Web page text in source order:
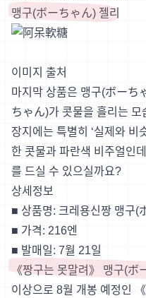
맹구(ボーちゃん) 젤리
이미지 출처
마지막 상품은 맹구(ボーち
ちゃん)가 콧물을 흘리는 모
장지에는 특별히 ‘실제와 비
한 콧물과 파란색 비주얼인
를 드실 수 있으실까요?
상세정보
■ 상품명: 크레용신짱 맹구
■ 가격: 216엔
■ 발매일: 7월 21일
《짱구는 못말려》 맹구(ボ
이상으로 8월 개봉 예정인